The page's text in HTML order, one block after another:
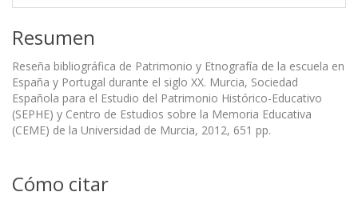
Resumen
Reseña bibliográfica de Patrimonio y Etnografía de la escuela en
España y Portugal durante el siglo XX. Murcia, Sociedad
Española para el Estudio del Patrimonio Histórico-Educativo
(SEPHE) y Centro de Estudios sobre la Memoria Educativa
(CEME) de la Universidad de Murcia, 2012, 651 pp.
Cómo citar